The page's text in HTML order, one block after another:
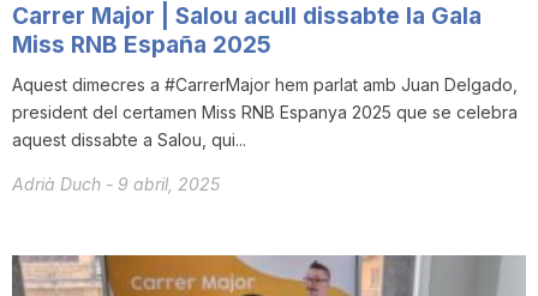
Carrer Major | Salou acull dissabte la Gala
Miss RNB España 2025
Aquest dimecres a #CarrerMajor hem parlat amb Juan Delgado,
president del certamen Miss RNB Espanya 2025 que se celebra
aquest dissabte a Salou, qui...
Adrià Duch - 9 abril, 2025